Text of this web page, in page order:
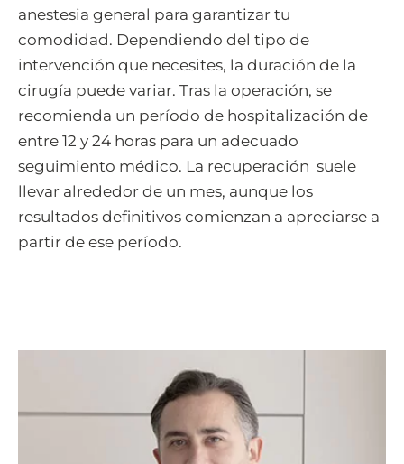
anestesia general para garantizar tu
comodidad. Dependiendo del tipo de
intervención que necesites, la duración de la
cirugía puede variar. Tras la operación, se
recomienda un período de hospitalización de
entre 12 y 24 horas para un adecuado
seguimiento médico. La recuperación suele
llevar alrededor de un mes, aunque los
resultados definitivos comienzan a apreciarse a
partir de ese período.